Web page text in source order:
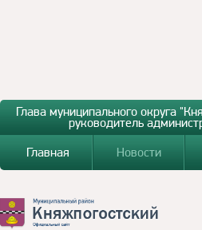
Глава муниципального округа
руководитель
Главная
Новости